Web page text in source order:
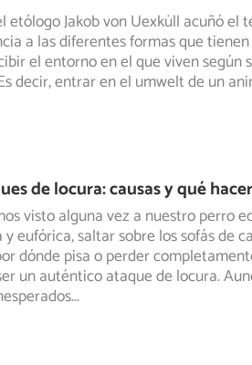
etólogo Jakob von Uexküll acuñó el
a las diferentes formas que
el entorno en el que viven según
decir, entrar en el umwelt de un
de locura: causas y qué hacer
visto alguna vez a nuestro perro
eufórica, saltar sobre los sofás de
dónde pisa o perder
un auténtico ataque de locura.
...